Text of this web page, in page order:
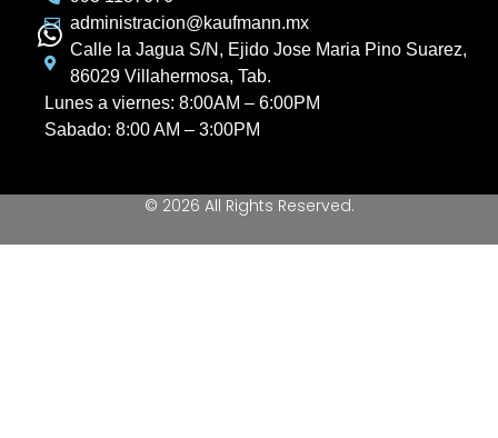
administracion@kaufmann.mx
Calle la Jagua S/N, Ejido Jose Maria Pino Suarez,
86029 Villahermosa, Tab.
Lunes a viernes: 8:00AM – 6:00PM
Sabado: 8:00 AM – 3:00PM
© 2026 All Rights Reserved.